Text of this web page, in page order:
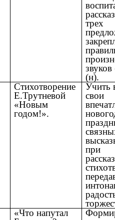
трех
(н).
Стихотворение
Е.Трутневой
«Новым
годом!».
Учить
свои
при
«Что напутал